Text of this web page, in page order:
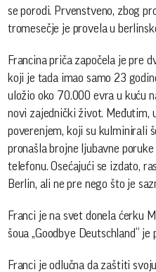
se porodi. Prvenstveno, zbog
tromesečje je provela u
Francina priča započela je pre
koji je tada imao samo 23
uložio oko 70.000 evra u kuću
novi zajednički život. Međutim,
poverenjem, koji su kulminirali
pronašla brojne ljubavne
telefonu. Osećajući se izdato,
Berlin, ali ne pre nego što je
Franci je na svet donela ćerku
šoua „Goodbye Deutschland“
Franci je odlučna da zaštiti